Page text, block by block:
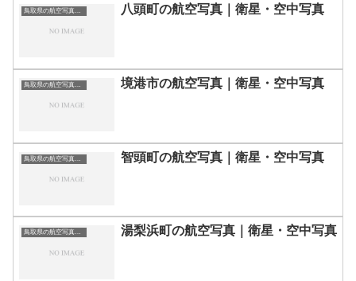
八頭町の航空写真｜衛星・空中写真
境港市の航空写真｜衛星・空中写真
智頭町の航空写真｜衛星・空中写真
鳥取県の航空写真・空中写真 湯梨浜町の航空写真｜衛星・空中写真